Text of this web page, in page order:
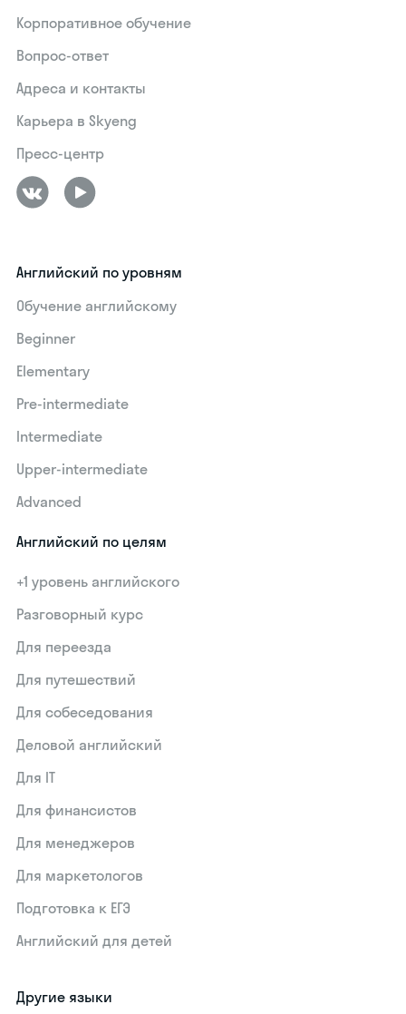
Корпоративное обучение
Вопрос-ответ
Адреса и контакты
Карьера в Skyeng
Пресс-центр
Английский по уровням
Обучение английскому
Beginner
Elementary
Pre-intermediate
Intermediate
Upper-intermediate
Advanced
Английский по целям
+1 уровень английского
Разговорный курс
Для переезда
Для путешествий
Для собеседования
Деловой английский
Для IT
Для финансистов
Для менеджеров
Для маркетологов
Подготовка к ЕГЭ
Английский для детей
Другие языки